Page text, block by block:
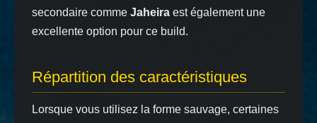
secondaire comme Jaheira est également une
excellente option pour ce build.
Répartition des caractéristiques
Lorsque vous utilisez la forme sauvage, certaines